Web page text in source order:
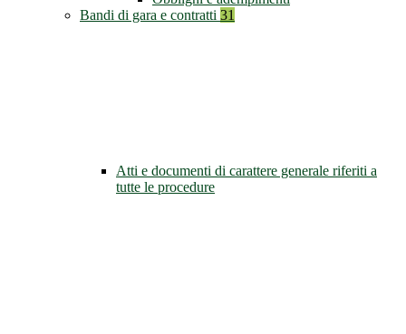
Bandi di gara e contratti 31
Atti e documenti di carattere generale riferiti a
tutte le procedure